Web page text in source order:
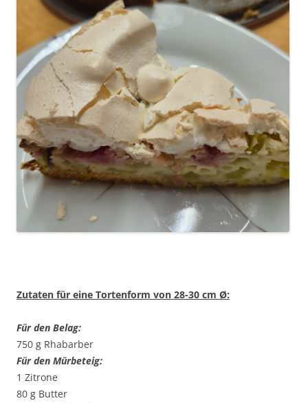
Zutaten für eine Tortenform von 28-30 cm Ø:
Für den Belag:
750 g Rhabarber
Für den Mürbeteig:
1 Zitrone
80 g Butter